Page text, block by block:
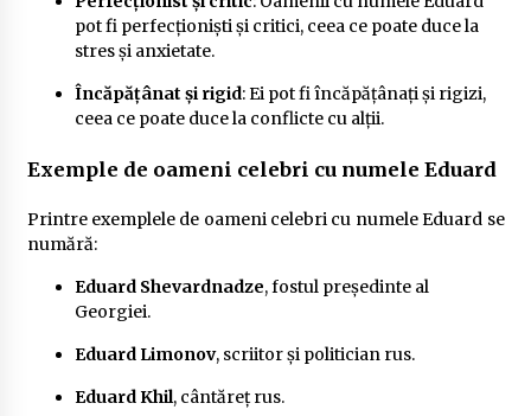
pot fi perfecționiști și critici, ceea ce poate duce la
stres și anxietate.
Încăpățânat și rigid: Ei pot fi încăpățânați și rigizi,
ceea ce poate duce la conflicte cu alții.
Exemple de oameni celebri cu numele Eduard
Printre exemplele de oameni celebri cu numele Eduard se
numără:
Eduard Shevardnadze, fostul președinte al
Georgiei.
Eduard Limonov, scriitor și politician rus.
Eduard Khil, cântăreț rus.